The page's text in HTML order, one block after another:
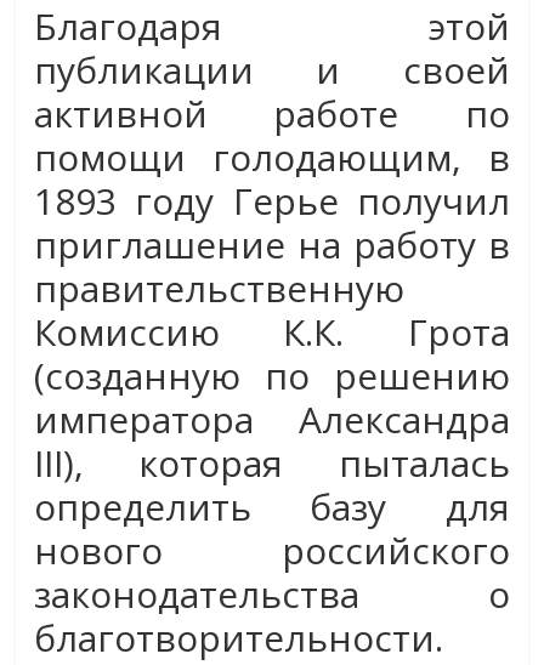
Благодаря этой
публикации и своей
активной работе по
помощи голодающим, в
1893 году Герье получил
приглашение на работу в
правительственную
Комиссию К.К. Грота
(созданную по решению
императора Александра
III), которая пыталась
определить базу для
нового российского
законодательства о
благотворительности.